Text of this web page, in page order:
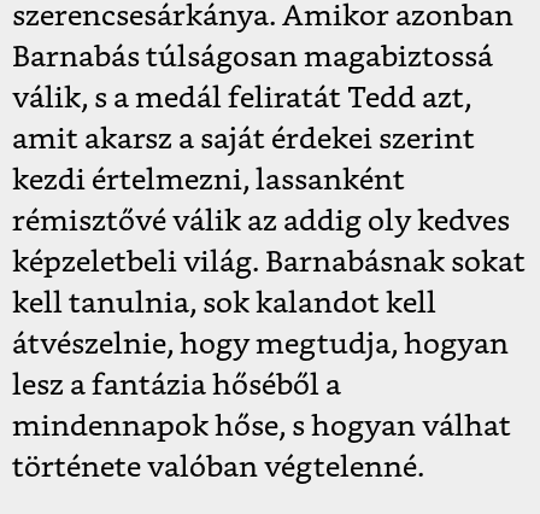
szerencsesárkánya. Amikor azonban
Barnabás túlságosan magabiztossá
válik, s a medál feliratát Tedd azt,
amit akarsz a saját érdekei szerint
kezdi értelmezni, lassanként
rémisztővé válik az addig oly kedves
képzeletbeli világ. Barnabásnak sokat
kell tanulnia, sok kalandot kell
átvészelnie, hogy megtudja, hogyan
lesz a fantázia hőséből a
mindennapok hőse, s hogyan válhat
története valóban végtelenné.